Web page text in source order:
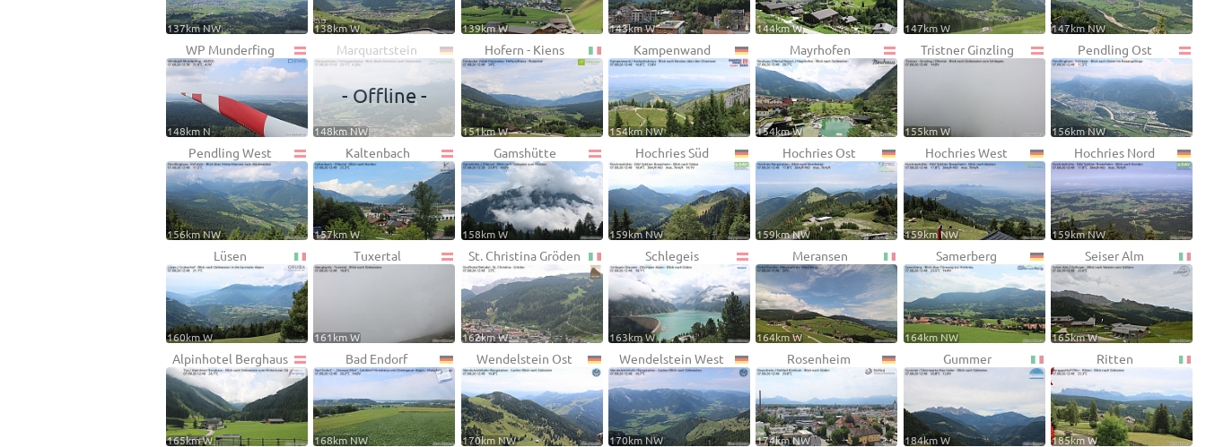
137km NW 138km W 139km W 143km W 144km W 147km W 147km NW
WP Munderfing
148km N
- Offline -
Marquartstein
148km NW
Hofern - Kiens
151km W
Kampenwand
154km NW
Mayrhofen
154km W
Tristner Ginzling
155km W
Pendling Ost
156km NW
Pendling West
156km NW
Kaltenbach
157km W
Gamshütte
158km W
Hochries Süd
159km NW
Hochries Ost
159km NW
Hochries West
159km NW
Hochries Nord
159km NW
Lüsen
160km W
Tuxertal
161km W
St. Christina Gröden
162km W
Schlegeis
163km W
Meransen
164km W
Samerberg
164km NW
Seiser Alm
165km W
Alpinhotel Berghaus
165km W
Bad Endorf
168km NW
Wendelstein Ost
170km NW
Wendelstein West
170km NW
Rosenheim
174km NW
Gummer
184km W
Ritten
185km W